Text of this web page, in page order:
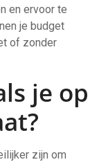
en ervoor te
je budget
of zonder
je op
zijn om